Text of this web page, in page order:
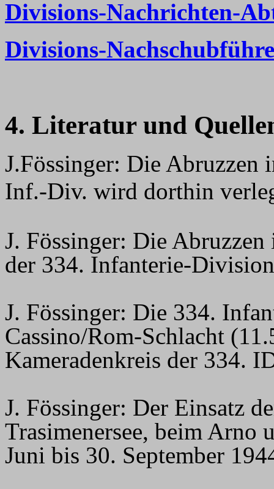
Divisions-Nachrichten-
Divisions-
4. Literatur und
J.Fössinger: Die Abruzzen
Inf.-Div. wird dorthin
J. Fössinger: Die Abruzzen
der 334. Infanterie-
J. Fössinger: Die 334.
Cassino/Rom-Schlacht
Kameradenkreis der 334.
J. Fössinger: Der Einsatz
Trasimenersee, beim Arno
Juni bis 30. September